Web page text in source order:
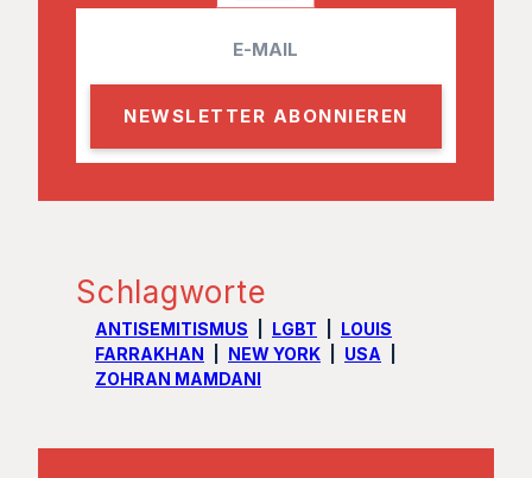
a
l
Schlagworte
ANTISEMITISMUS LGBT
LOUIS
FARRAKHAN
NEW YORK
USA
ZOHRAN MAMDANI